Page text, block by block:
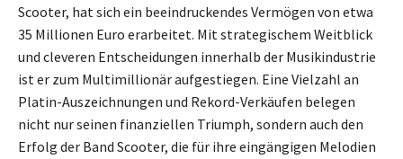
Scooter, hat sich ein beeindruckendes Vermögen von etwa
35 Millionen Euro erarbeitet. Mit strategischem Weitblick
und cleveren Entscheidungen innerhalb der Musikindustrie
ist er zum Multimillionär aufgestiegen. Eine Vielzahl an
Platin-Auszeichnungen und Rekord-Verkäufen belegen
nicht nur seinen finanziellen Triumph, sondern auch den
Erfolg der Band Scooter, die für ihre eingängigen Melodien